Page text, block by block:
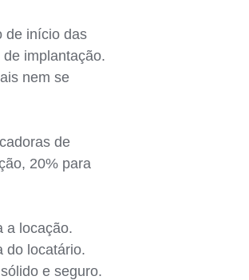
de início das
implantação.
nem se
de
20% para
a locação.
do locatário.
e seguro.